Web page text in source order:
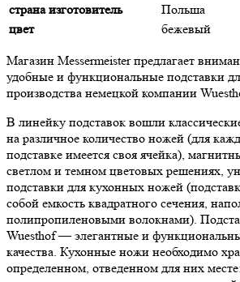
страна изготовитель
Польша
цвет
бежевый
Магазин Messermeister предлагает
удобные и функциональные подставки
производства немецкой компании
В линейку подставок вошли
на различное количество ножей (для
подставке имеется своя ячейка),
светлом и темном цветовых решениях,
подставки для кухонных ножей
собой емкость квадратного сечения,
полипропиленовыми волокнами).
Wuesthof — элегантные и
качества. Кухонные ножи необходимо
определенном, отведенном для них